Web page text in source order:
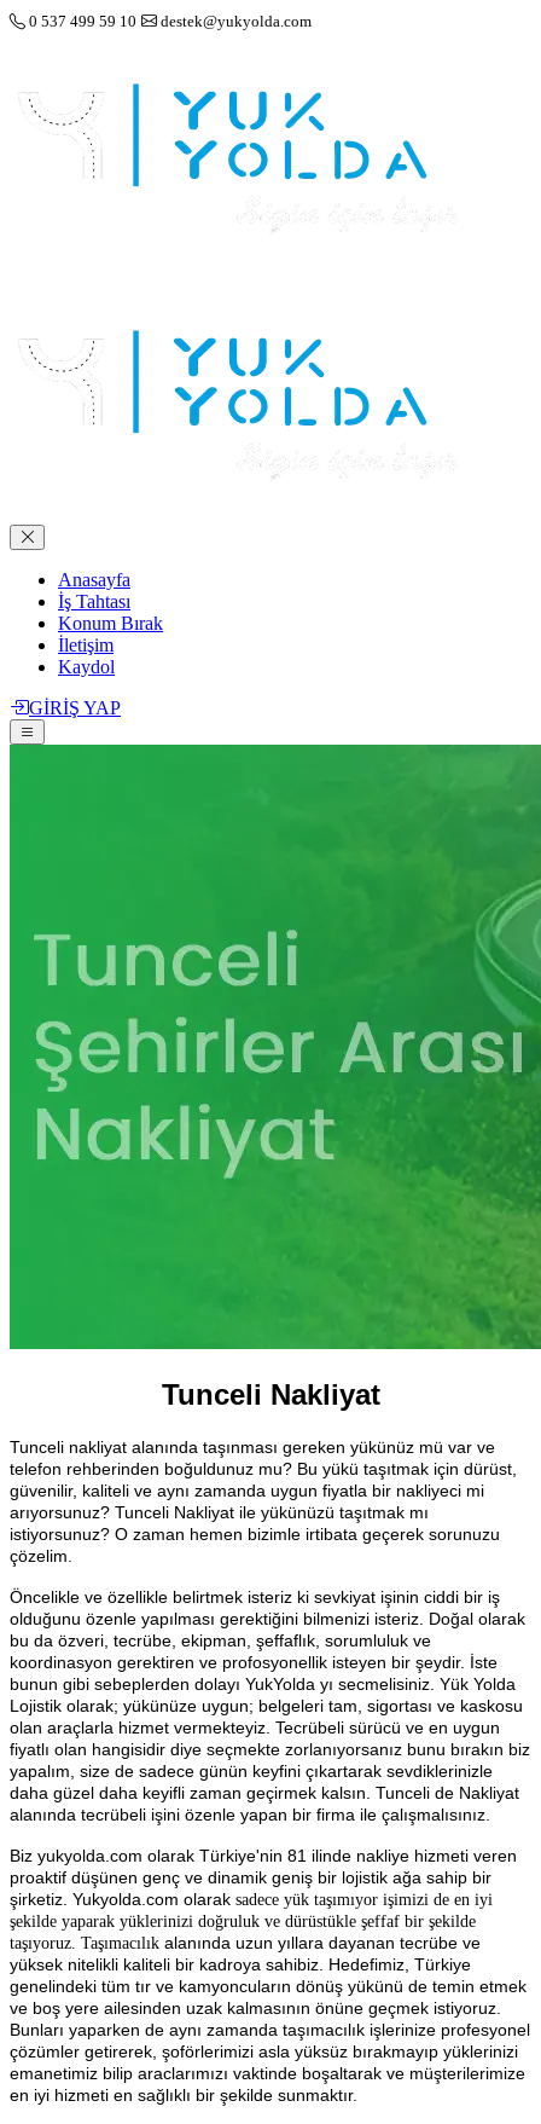
0 537 499 59 10 destek@yukyolda.com
Anasayfa
İş Tahtası
Konum Bırak
İletişim
Kaydol
GİRİŞ YAP
Tunceli Nakliyat
Tunceli nakliyat alanında taşınması gereken yükünüz mü var ve
telefon rehberinden boğuldunuz mu? Bu yükü taşıtmak için dürüst,
güvenilir, kaliteli ve aynı zamanda uygun fiyatla bir nakliyeci mi
arıyorsunuz? Tunceli Nakliyat ile yükünüzü taşıtmak mı
istiyorsunuz? O zaman hemen bizimle irtibata geçerek sorunuzu
çözelim.
Öncelikle ve özellikle belirtmek isteriz ki sevkiyat işinin ciddi bir iş
olduğunu özenle yapılması gerektiğini bilmenizi isteriz. Doğal olarak
bu da özveri, tecrübe, ekipman, şeffaflık, sorumluluk ve
koordinasyon gerektiren ve profosyonellik isteyen bir şeydir. İste
bunun gibi sebeplerden dolayı YukYolda yı secmelisiniz. Yük Yolda
Lojistik olarak; yükünüze uygun; belgeleri tam, sigortası ve kaskosu
olan araçlarla hizmet vermekteyiz. Tecrübeli sürücü ve en uygun
fiyatlı olan hangisidir diye seçmekte zorlanıyorsanız bunu bırakın biz
yapalım, size de sadece günün keyfini çıkartarak sevdiklerinizle
daha güzel daha keyifli zaman geçirmek kalsın. Tunceli de Nakliyat
alanında tecrübeli işini özenle yapan bir firma ile çalışmalısınız.
Biz yukyolda.com olarak Türkiye'nin 81 ilinde nakliye hizmeti veren
proaktif düşünen genç ve dinamik geniş bir lojistik ağa sahip bir
şirketiz. Yukyolda.com olarak sadece yük taşımıyor işimizi de en iyi
şekilde yaparak yüklerinizi doğruluk ve dürüstükle şeffaf bir şekilde
taşıyoruz. Taşımacılık alanında uzun yıllara dayanan tecrübe ve
yüksek nitelikli kaliteli bir kadroya sahibiz. Hedefimiz, Türkiye
genelindeki tüm tır ve kamyoncuların dönüş yükünü de temin etmek
ve boş yere ailesinden uzak kalmasının önüne geçmek istiyoruz.
Bunları yaparken de aynı zamanda taşımacılık işlerinize profesyonel
çözümler getirerek, şoförlerimizi asla yüksüz bırakmayıp yüklerinizi
emanetimiz bilip araclarımızı vaktinde boşaltarak ve müşterilerimize
en iyi hizmeti en sağlıklı bir şekilde sunmaktır.